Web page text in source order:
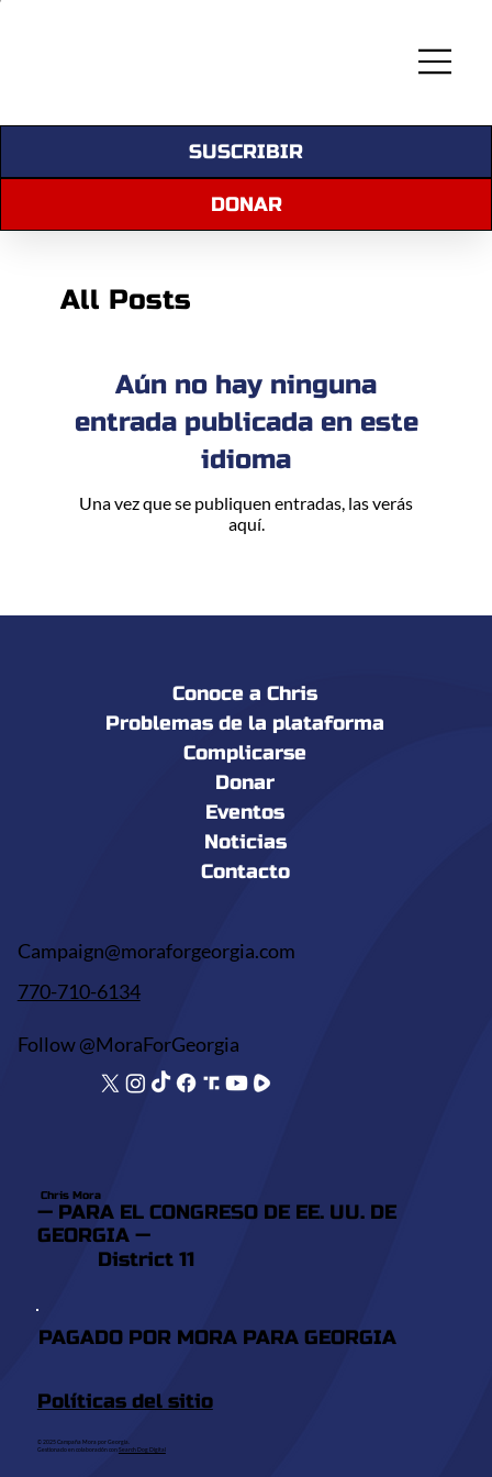
SUSCRIBIR
DONAR
All Posts
Aún no hay ninguna
entrada publicada en este
idioma
Una vez que se publiquen entradas, las verás
aquí.
Conoce a Chris
Problemas de la plataforma
Complicarse
Donar
Eventos
Noticias
Contacto
Chris Mora
— PARA EL CONGRESO DE EE. UU. DE
GEORGIA —
District 11
PAGADO POR MORA PARA GEORGIA
Políticas del sitio
© 2025 Campaña Mora por Georgia.
Gestionado en colaboración conSearch Dog Digital
Campaign@moraforgeorgia.com
770-710-6134
Follow @MoraForGeorgia